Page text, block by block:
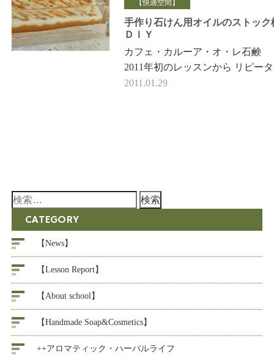
【快適空間】
手作り石けん用オイルのストック
ＤＩＹ
カフェ・カルーア・オ・レ石
2011年初のレッスンから リピー
生徒様はお気づきだと思いますが
2011.01.29
検
CATEGORY
【News】
【Lesson Report】
【About school】
【Handmade Soap&Cosmetics】
++アロマティック・ハーバルライフ